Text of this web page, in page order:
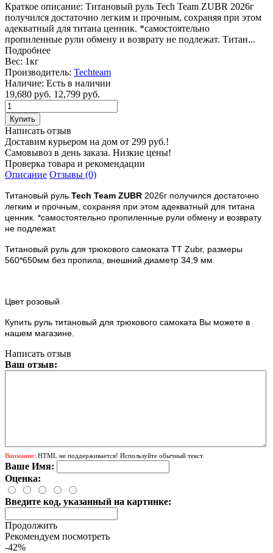
Краткое описание: Титановый руль Tech Team ZUBR 2026г
получился достаточно легким и прочным, сохраняя при этом
адекватный для титана ценник. *самостоятельно
пропиленные рули обмену и возврату не подлежат. Титан...
Подробнее
Вес: 1кг
Производитель: Techteam
Наличие: Есть в наличии
19,680 руб. 12,799 руб.
Написать отзыв
Доставим курьером на дом от 299 руб.!
Самовывоз в день заказа. Низкие цены!
Проверка товара и рекомендации
Описание Отзывы (0)
Титановый руль Tech Team ZUBR 2026г получился достаточно
легким и прочным, сохраняя при этом адекватный для титана
ценник. *самостоятельно пропиленные рули обмену и возврату
не подлежат.
Титановый руль для трюкового самоката TT Zubr, размеры
560*650мм без пропила, внешний диаметр 34,9 мм.
Цвет розовый
Купить руль титановый для трюкового самоката Вы можете в
нашем магазине.
Написать отзыв
Ваш отзыв:
Внимание: HTML не поддерживается! Используйте обычный текст.
Ваше Имя:
Оценка:
Введите код, указанный на картинке:
Продолжить
Рекомендуем посмотреть
-42%